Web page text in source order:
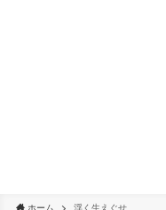
ホーム 浮く生えぐせ